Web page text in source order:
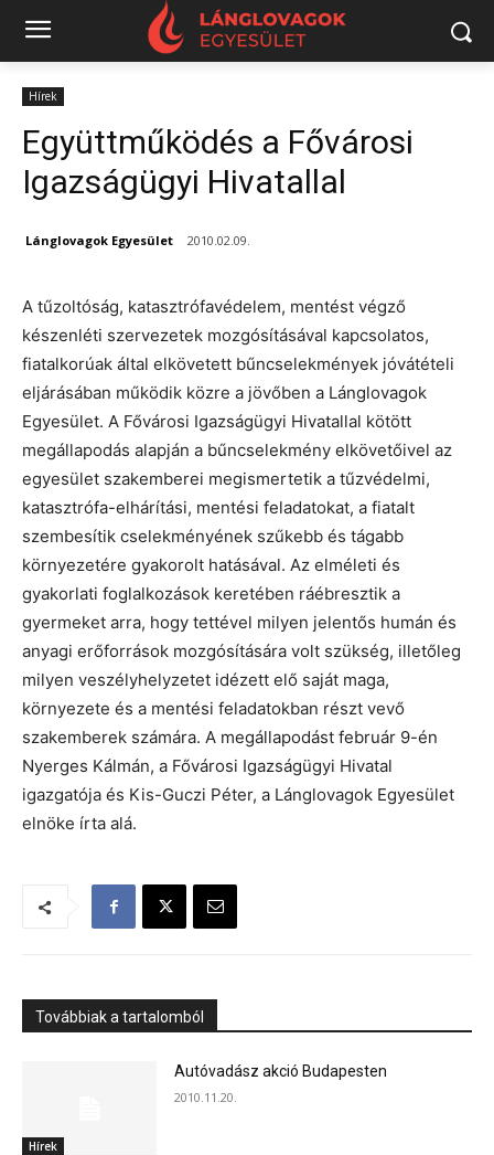
Hírek
Együttműködés a Fővárosi
Igazságügyi Hivatallal
Lánglovagok Egyesület 2010.02.09.
A tűzoltóság, katasztrófavédelem, mentést végző
készenléti szervezetek mozgósításával kapcsolatos,
fiatalkorúak által elkövetett bűncselekmények jóvátételi
eljárásában működik közre a jövőben a Lánglovagok
Egyesület. A Fővárosi Igazságügyi Hivatallal kötött
megállapodás alapján a bűncselekmény elkövetőivel az
egyesület szakemberei megismertetik a tűzvédelmi,
katasztrófa-elhárítási, mentési feladatokat, a fiatalt
szembesítik cselekményének szűkebb és tágabb
környezetére gyakorolt hatásával. Az elméleti és
gyakorlati foglalkozások keretében ráébresztik a
gyermeket arra, hogy tettével milyen jelentős humán és
anyagi erőforrások mozgósítására volt szükség, illetőleg
milyen veszélyhelyzetet idézett elő saját maga,
környezete és a mentési feladatokban részt vevő
szakemberek számára. A megállapodást február 9-én
Nyerges Kálmán, a Fővárosi Igazságügyi Hivatal
igazgatója és Kis-Guczi Péter, a Lánglovagok Egyesület
elnöke írta alá.
Továbbiak a tartalomból
Hírek
Autóvadász akció Budapesten
2010.11.20.